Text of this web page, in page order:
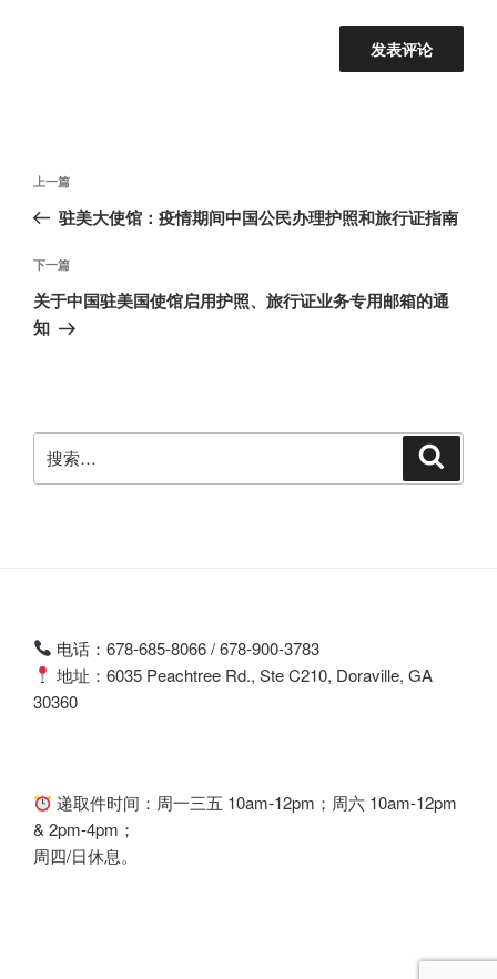
文
导
航
上
一
文
章
上一篇
驻美大使馆：疫情期间中国公民办理护照和旅行证指南
下
一
篇
下一篇
关于中国驻美国使馆启用护照、旅行证业务专用邮箱的通
知
索：
电话：678-685-8066 / 678-900-3783
地址：6035 Peachtree Rd., Ste C210, Doraville, GA
30360
递取件时间：周一三五 10am-12pm；周六 10am-12pm
& 2pm-4pm；
周四/日休息。